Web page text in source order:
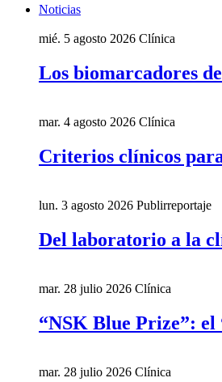
Noticias
mié. 5 agosto 2026 Clínica
Los biomarcadores
mar. 4 agosto 2026 Clínica
Criterios clínicos
lun. 3 agosto 2026 Publirreportaje
Del laboratorio a la
mar. 28 julio 2026 Clínica
“NSK Blue Prize”: el
mar. 28 julio 2026 Clínica